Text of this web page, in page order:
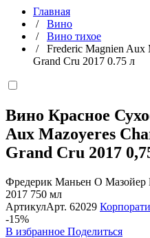
Главная
/ Вино
/ Вино тихое
/ Frederic Magnien Aux
Grand Cru 2017 0.75 л
Вино Красное
Aux Mazoyeres
Grand Cru 2017
Фредерик Маньен О
2017 750 мл
АртикулАрт. 62029
-15%
В избранное Поделиться